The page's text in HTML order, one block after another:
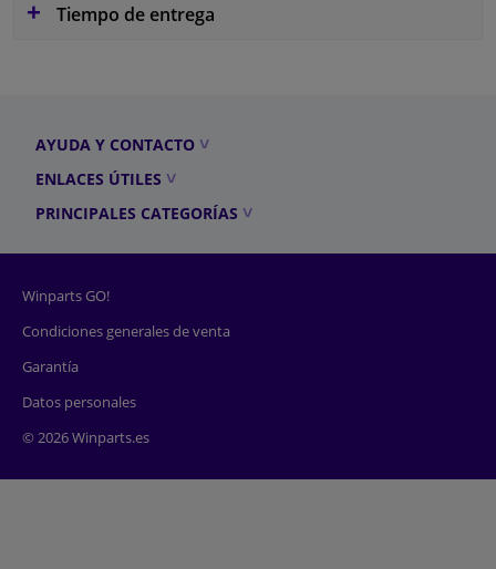
Tiempo de entrega
AYUDA Y CONTACTO
ENLACES ÚTILES
PRINCIPALES CATEGORÍAS
Winparts GO!
Condiciones generales de venta
Garantía
Datos personales
© 2026 Winparts.es